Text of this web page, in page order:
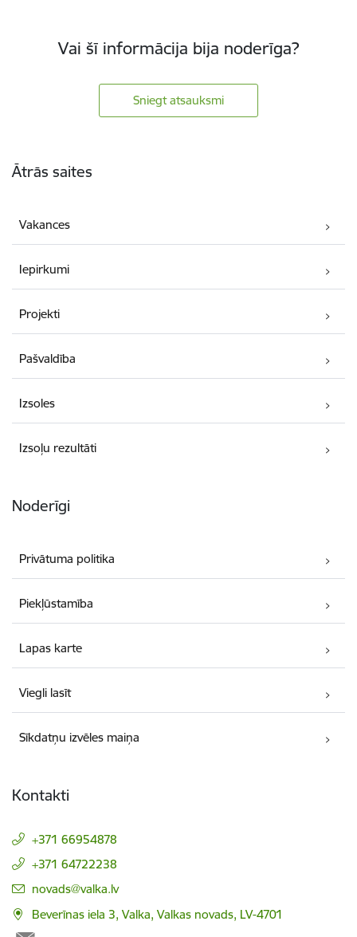
Vai šī informācija bija noderīga?
Sniegt atsauksmi
Ātrās saites
Vakances
Iepirkumi
Projekti
Pašvaldība
Izsoles
Izsoļu rezultāti
Noderīgi
Privātuma politika
Piekļūstamība
Lapas karte
Viegli lasīt
Sīkdatņu izvēles maiņa
Kontakti
+371 66954878
+371 64722238
E-pasts:
novads@valka.lv
Beverīnas iela 3, Valka, Valkas novads, LV-4701